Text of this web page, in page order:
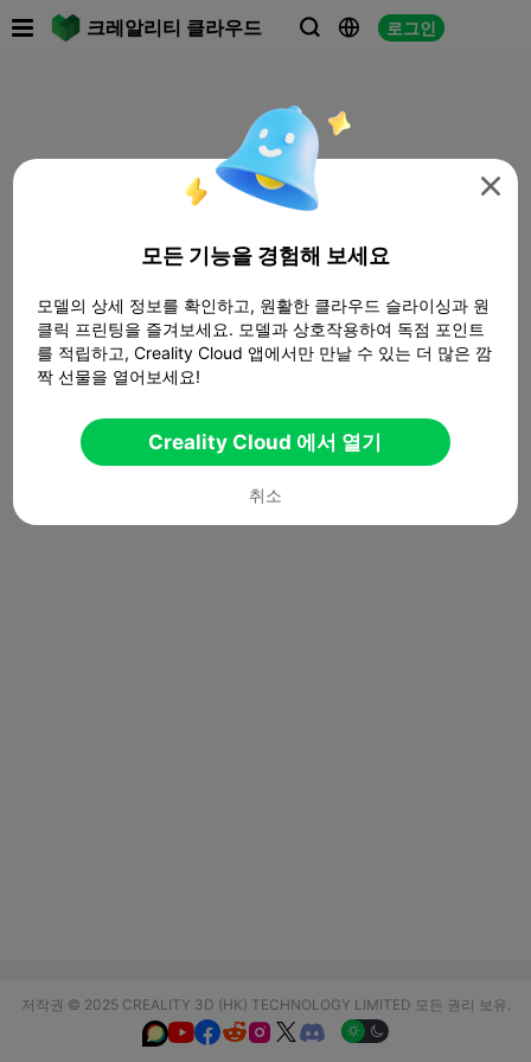
크레알리티 클라우드   로그인
저작권 © 2025 CREALITY 3D (HK) TECHNOLOGY LIMITED 모든 권리 보유.
  

모든 기능을 경험해 보세요
모델의 상세 정보를 확인하고, 원활한 클라우드 슬라이싱과 원
클릭 프린팅을 즐겨보세요. 모델과 상호작용하여 독점 포인트
를 적립하고, Creality Cloud 앱에서만 만날 수 있는 더 많은 깜
짝 선물을 열어보세요!
Creality Cloud 에서 열기
취소